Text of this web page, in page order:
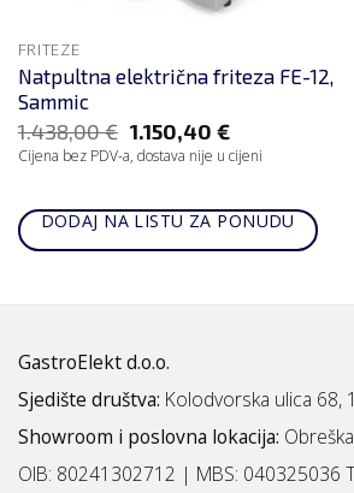
FRITEZE
Natpultna električna friteza FE-12,
Sammic
1.438,00€ 1.150,40€
Cijena bez PDV-a, dostava nije u cijeni
DODAJ NA LISTU ZA PONUDU
GastroElekt d.o.o.
Sjedište društva: Kolodvorska ulica 68,
Showroom i poslovna lokacija:
OIB: 80241302712 | MBS: 040325036